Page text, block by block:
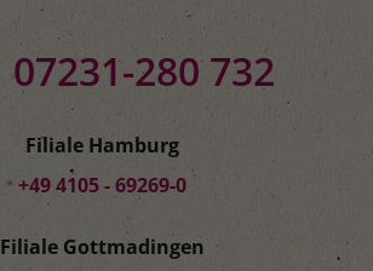
07231-280 732
Filiale Hamburg
+49 4105 - 69269-0
Filiale Gottmadingen